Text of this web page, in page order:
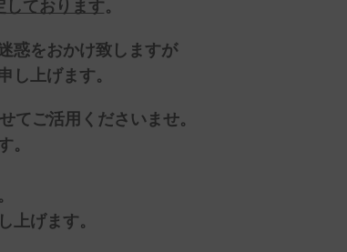
しております。
惑をおかけ致しますが
し上げます。
てご活用くださいませ。
。
上げます。